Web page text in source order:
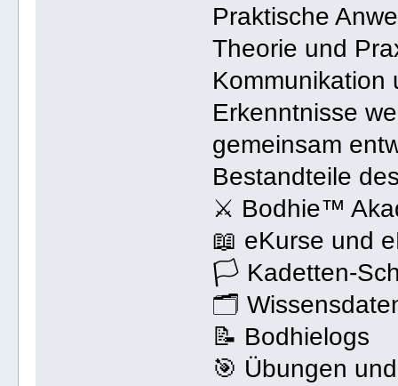
Praktische
Theorie und
Kommunikation
Erkenntnisse
gemeinsam
Bestandteile
⚔ Bodhie™
📖 eKurse und
🏳 Kadetten-
🗂
📝 Bodhielogs
🎯 Übungen